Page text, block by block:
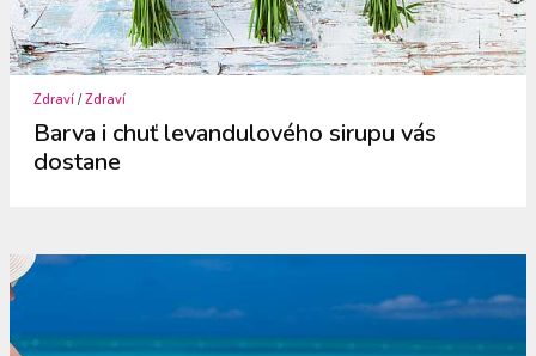
Zdraví /Zdraví
Barva i chuť levandulového sirupu vás
dostane